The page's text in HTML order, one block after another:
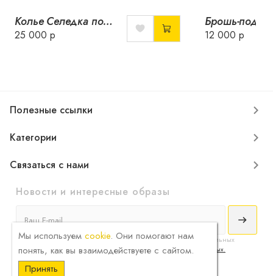
Колье Селедка под шубой
25 000 р 12 000 р
Полезные ссылки
Категории
Связаться с нами
Новости и интересные образы
Я принимаюусловия соглашениясбора и обработки конфиденциальных
данных и ознакомлен сполитикой обработки персональных данных.
Мы используем cookie. Они помогают нам
понять, как вы взаимодействуете с сайтом.
Принять